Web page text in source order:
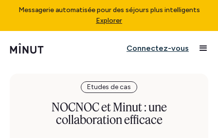
Messagerie automatisée pour des séjours plus intelligents
Explorer
Connectez-vous
Etudes de cas
NOCNOC et Minut : une
collaboration efficace